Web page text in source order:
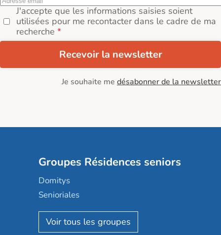
J'accepte que les informations saisies soient
utilisées pour me recontacter dans le cadre de ma
recherche
Recevoir la newsletter
Je souhaite me désabonner de la newsletter
Groupes Résidences seniors
Domitys
Senioriales
Nohée
Les Résidentiels